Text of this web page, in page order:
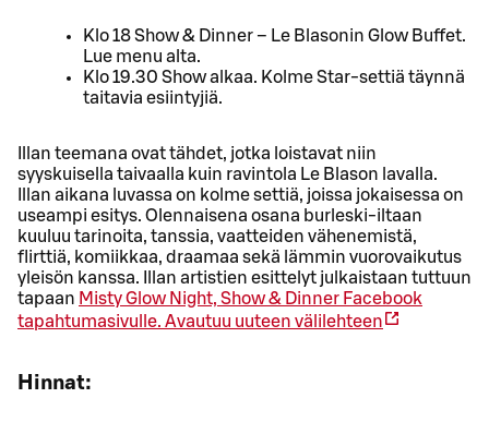
Klo 18 Show & Dinner – Le Blasonin Glow Buffet.
Lue menu alta.
Klo 19.30 Show alkaa. Kolme Star-settiä täynnä
taitavia esiintyjiä.
Illan teemana ovat tähdet, jotka loistavat niin
syyskuisella taivaalla kuin ravintola Le Blason lavalla.
Illan aikana luvassa on kolme settiä, joissa jokaisessa on
useampi esitys. Olennaisena osana burleski-iltaan
kuuluu tarinoita, tanssia, vaatteiden vähenemistä,
flirttiä, komiikkaa, draamaa sekä lämmin vuorovaikutus
yleisön kanssa. Illan artistien esittelyt julkaistaan tuttuun
tapaan Misty Glow Night, Show & Dinner Facebook
tapahtumasivulle. Avautuu uuteen välilehteen
Hinnat: